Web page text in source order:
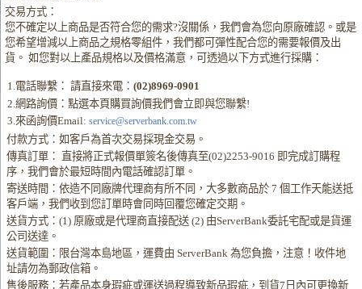
交易方式：
您不確定以上商品是否符合您的需求?沒關係，我們會為您向原廠確認。或是
您希望增減以上商品之規格零組件，我們都可彈性配合您的需要報價及出
貨。 如您對以上產品規格以及價格滿意，可透過以下方式進行採購：
1.電話聯繫： 請直接來電：(02)8969-0901
2.網路詢價：點選本頁購買詢價我們會立即與您聯繫!
3.來函詢價Email: service@serverbank.com.tw
付款方式：如客戶為首次交易採現金交易。
傳真訂單： 直接將正式報價單簽名後傳真至(02)2253-9016 即完成訂購程
序，我們會於最短時間內電話確認訂單。
寄送時間：依造不同廠牌代理商有所不同，大多數商品於 7 個工作天能送抵
客戶端，我們收到您訂單時會同時回覆您確定交期。
送貨方式：(1) 原廠或是代理商直接配送 (2) 由ServerBank委託宅配或是貨運
公司送達。
送貨範圍：限台灣本島地區，運費由 ServerBank 為您負擔，注意！收件地
址請勿為郵政信箱。
售後服務：若產品本身瑕疵或運送過程導致新品瑕疵，到貨7日內可更換新